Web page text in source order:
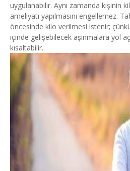
uygulanabilir. Aynı zamanda kişinin
ameliyatı yapılmasını engellemez.
öncesinde kilo verilmesi istenir;
içinde gelişebilecek aşınmalara yol
kısaltabilir.